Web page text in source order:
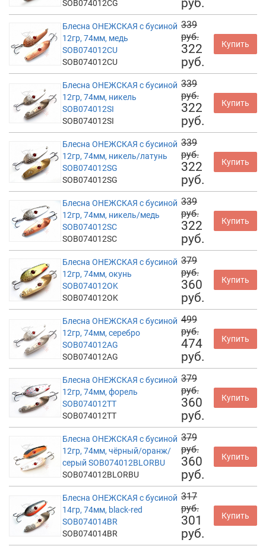
SOB074012CG руб.
Блесна ОНЕЖСКАЯ с бусиной
12гр, 74мм, медь
SOB074012CU
SOB074012CU
339
руб.
322
руб.
Купить
Блесна ОНЕЖСКАЯ с бусиной
12гр, 74мм, никель
SOB074012SI
SOB074012SI
339
руб.
322
руб.
Купить
Блесна ОНЕЖСКАЯ с бусиной
12гр, 74мм, никель/латунь
SOB074012SG
SOB074012SG
339
руб.
322
руб.
Купить
Блесна ОНЕЖСКАЯ с бусиной
12гр, 74мм, никель/медь
SOB074012SC
SOB074012SC
339
руб.
322
руб.
Купить
Блесна ОНЕЖСКАЯ с бусиной
12гр, 74мм, окунь
SOB074012OK
SOB074012OK
379
руб.
360
руб.
Купить
Блесна ОНЕЖСКАЯ с бусиной
12гр, 74мм, серебро
SOB074012AG
SOB074012AG
499
руб.
474
руб.
Купить
Блесна ОНЕЖСКАЯ с бусиной
12гр, 74мм, форель
SOB074012TT
SOB074012TT
379
руб.
360
руб.
Купить
Блесна ОНЕЖСКАЯ с бусиной
12гр, 74мм, чёрный/оранж/
серый SOB074012BLORBU
SOB074012BLORBU
379
руб.
360
руб.
Купить
Блесна ОНЕЖСКАЯ с бусиной
14гр, 74мм, black-red
SOB074014BR
SOB074014BR
317
руб.
301
руб.
Купить